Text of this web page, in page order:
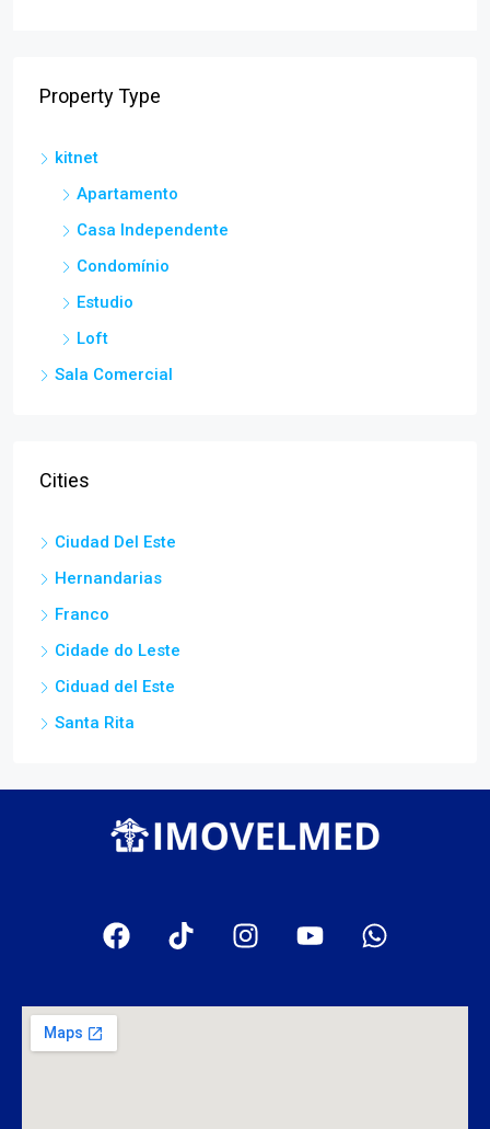
Property Type
kitnet
Apartamento
Casa Independente
Condomínio
Estudio
Loft
Sala Comercial
Cities
Ciudad Del Este
Hernandarias
Franco
Cidade do Leste
Ciduad del Este
Santa Rita